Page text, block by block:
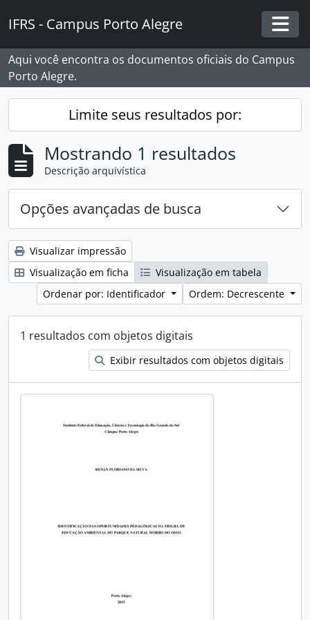
IFRS - Campus Porto Alegre
Aqui você encontra os documentos oficiais do Campus
Porto Alegre.
Limite seus resultados por:
Mostrando 1 resultados
Descrição arquivística
Opções avançadas de busca
Visualizar impressão
Visualização em ficha
Visualização em tabela
Ordenar por: Identificador
Ordem: Decrescente
1 resultados com objetos digitais
Exibir resultados com objetos digitais